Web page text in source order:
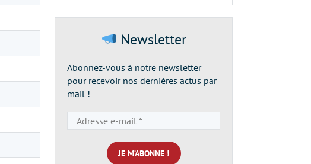
Newsletter
Abonnez-vous à notre newsletter
pour recevoir nos dernières actus par
mail !
e-
mail
*